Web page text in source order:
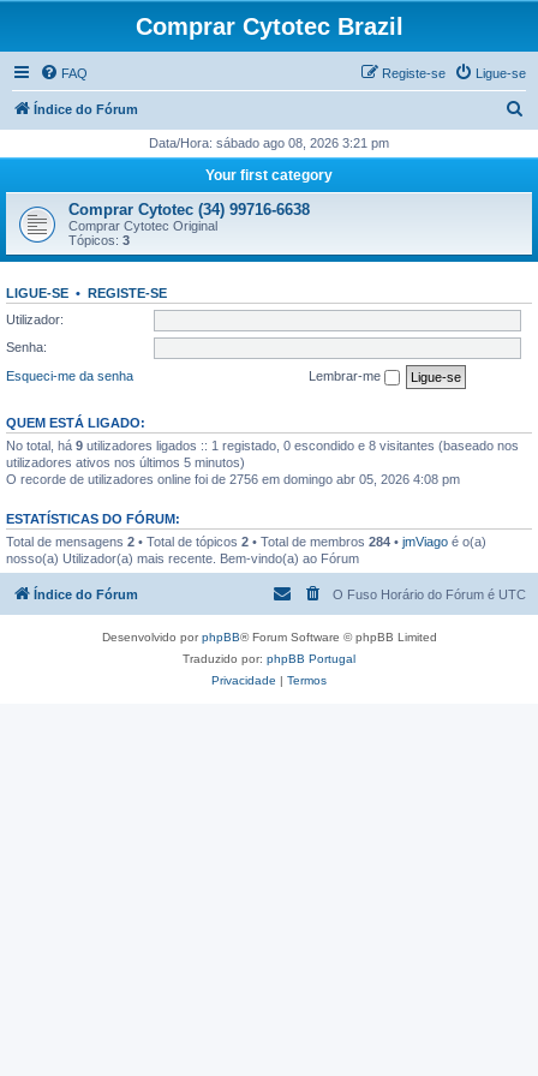
Comprar Cytotec Brazil
FAQ Ligue-se
Registe-se
Índice do Fórum
q
i
Data/Hora: sábado ago 08, 2026 3:21 pm
Your first category
Comprar Cytotec (34) 99716-6638
Comprar Cytotec Original
Tópicos: 3
LIGUE-SE • REGISTE-SE
Utilizador:
Senha:
Esqueci-me da senha
Lembrar-me
QUEM ESTÁ LIGADO:
No total, há 9 utilizadores ligados :: 1 registado, 0 escondido e 8 visitantes (baseado nos
utilizadores ativos nos últimos 5 minutos)
O recorde de utilizadores online foi de 2756 em domingo abr 05, 2026 4:08 pm
ESTATÍSTICAS DO FÓRUM:
Total de mensagens 2 • Total de tópicos 2 • Total de membros 284 • jmViago é o(a)
nosso(a) Utilizador(a) mais recente. Bem-vindo(a) ao Fórum
Índice do Fórum O Fuso Horário do Fórum é UTC
Desenvolvido porphpBB® Forum Software © phpBB Limited
Traduzido por: phpBB Portugal
Privacidade | Termos